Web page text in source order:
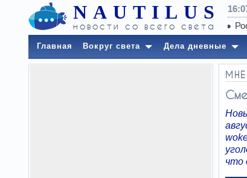
NAUTILUS
новости со всего света
Главная Вокруг света Дела дневные
что